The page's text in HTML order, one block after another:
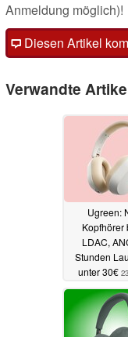
Anmeldung möglich)!
Diesen Artikel
Verwandte
Ugreen:
Kopfhörer
LDAC,
Stunden
unter 30€